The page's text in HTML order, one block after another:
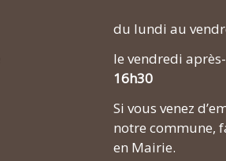
du lundi au
le vendredi
16h30
Si vous venez
notre commune,
en Mairie.